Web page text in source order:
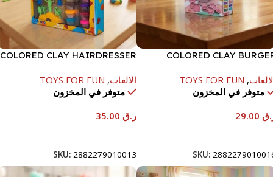
COLORED CLAY
,
TOYS FOR FUN
متوفر في المخزون
SKU:
COLORED CLAY HAIRDRESSER
الالعاب,
TOYS FOR FUN
متوفر في المخزون
ر.ق
SKU: 2882279010013